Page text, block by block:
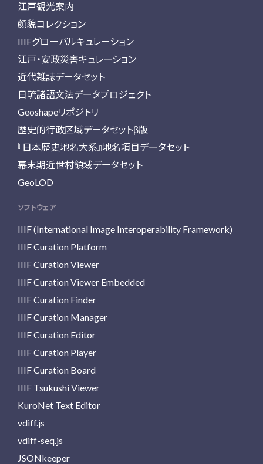
江戸観光案内
顔貌コレクション
IIIFグローバルキュレーション
江戸・安政災害キュレーション
近代雑誌データセット
日琉諸語文法データプロジェクト
Geoshapeリポジトリ
歴史的行政区域データセットβ版
『日本歴史地名大系』地名項目データセット
幕末期近世村領域データセット
GeoLOD
ソフトウェア
IIIF (International Image Interoperability Framework)
IIIF Curation Platform
IIIF Curation Viewer
IIIF Curation Viewer Embedded
IIIF Curation Finder
IIIF Curation Manager
IIIF Curation Editor
IIIF Curation Player
IIIF Curation Board
IIIF Tsukushi Viewer
KuroNet Text Editor
vdiff.js
vdiff-seq.js
JSONkeeper